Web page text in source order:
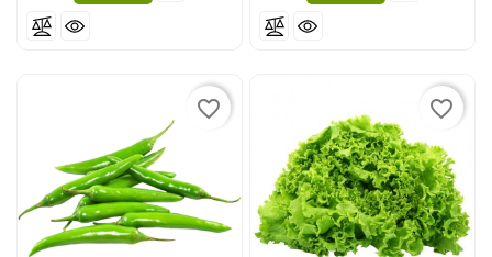
favorite_border favorite_border